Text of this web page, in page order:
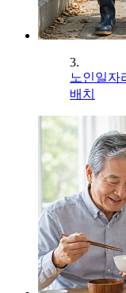
3.
노인일자
배치